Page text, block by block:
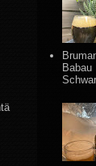
Babau